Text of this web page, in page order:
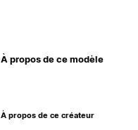
À propos de ce modèle
À propos de ce créateur